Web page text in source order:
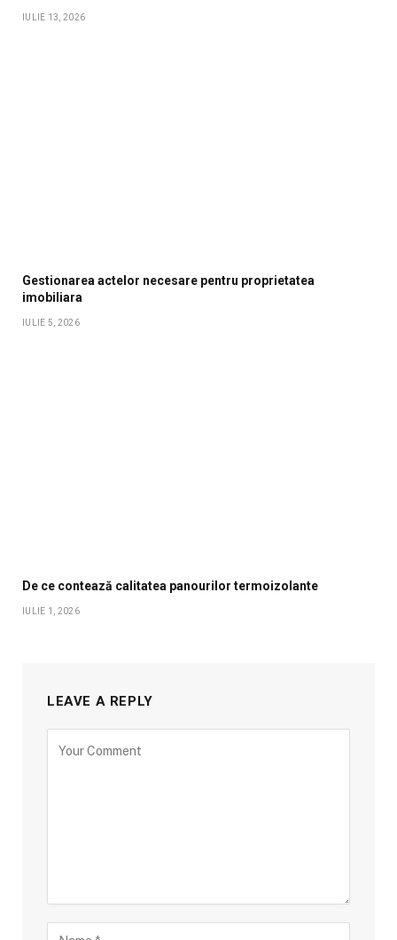
IULIE 13, 2026
Gestionarea actelor necesare pentru proprietatea
imobiliara
IULIE 5, 2026
De ce contează calitatea panourilor termoizolante
IULIE 1, 2026
LEAVE A REPLY